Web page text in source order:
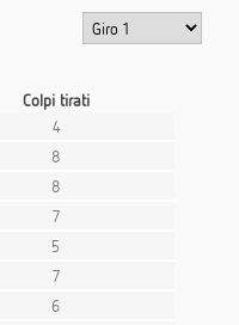
Colpi tirati
4
8
8
7
5
7
6